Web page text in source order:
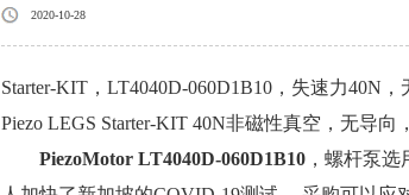
2020-10-28
Starter-KIT，LT4040D-060D1B10，失速力40N
Piezo LEGS Starter-KIT 40N非磁性真空，无导向
PiezoMotor LT4040D-060D1B10 ，螺杆泵